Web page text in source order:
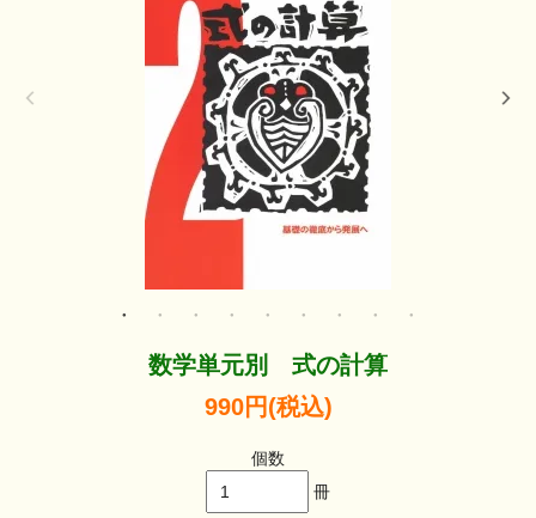
数学単元別 式の計算
990円(税込)
個数
冊